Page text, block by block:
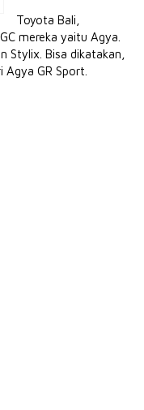
Toyota Bali,
mereka yaitu Agya.
Stylix. Bisa dikatakan,
GR Sport.